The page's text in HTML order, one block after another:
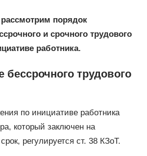
порядок
и срочного трудового
работника.
бессрочного трудового
по инициативе работника
который заключен на
регулируется ст. 38 КЗоТ.